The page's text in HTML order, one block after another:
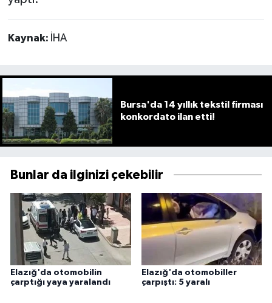
Kaynak: İHA
Bursa'da 14 yıllık tekstil firması
konkordato ilan etti!
Bunlar da ilginizi çekebilir
Elazığ'da otomobilin
çarptığı yaya yaralandı
Elazığ'da otomobiller
çarpıştı: 5 yaralı